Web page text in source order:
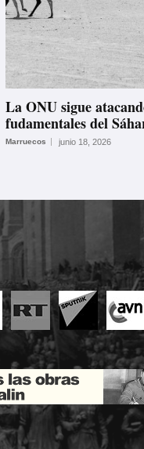
La ONU sigue
fudamentales del
Marruecos junio 18, 2026